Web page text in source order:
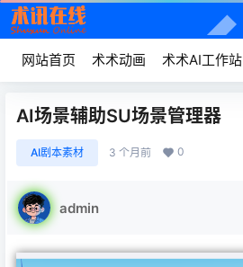
网站首页 术术动画 术术AI工作站
AI场景辅助SU场景管理器
AI剧本素材 3 个月前 0
admin